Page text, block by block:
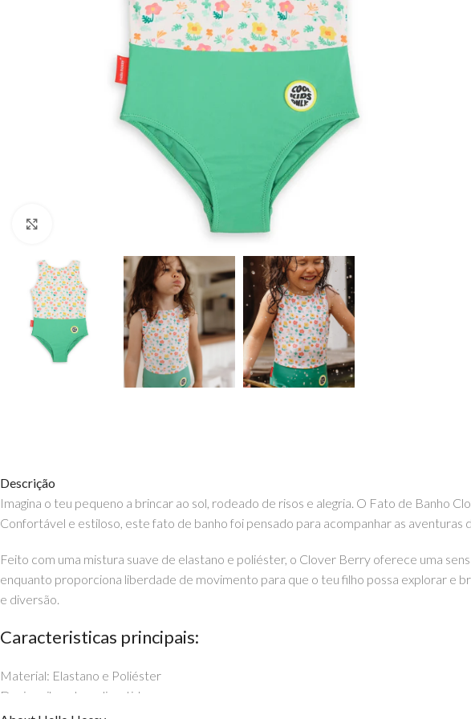
Descrição
Imagina o teu pequeno a brincar ao sol, rodeado de risos e alegria. O Fato de Banho
Confortável e estiloso, este fato de banho foi pensado para acompanhar as aventuras
Feito com uma mistura suave de elastano e poliéster, o Clover Berry oferece uma
enquanto proporciona liberdade de movimento para que o teu filho possa explorar e
e diversão.
Caracteristicas principais:
Material: Elastano e Poliéster
Design vibrante e divertido
Confortável e leve para liberdade de movimento